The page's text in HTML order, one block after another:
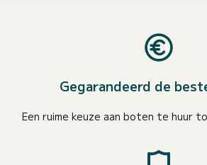
Gegarandeerd de
Een ruime keuze aan boten te huur